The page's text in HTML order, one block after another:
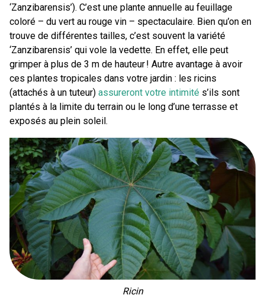
‘Zanzibarensis’). C’est une plante annuelle au feuillage
coloré – du vert au rouge vin – spectaculaire. Bien qu’on en
trouve de différentes tailles, c’est souvent la variété
‘Zanzibarensis’ qui vole la vedette. En effet, elle peut
grimper à plus de 3 m de hauteur ! Autre avantage à avoir
ces plantes tropicales dans votre jardin : les ricins
(attachés à un tuteur) assureront votre intimité s’ils sont
plantés à la limite du terrain ou le long d’une terrasse et
exposés au plein soleil.
Ricin